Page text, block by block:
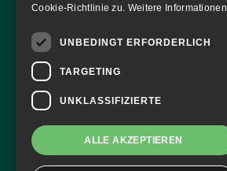
Hallenmagazin
FAF Blog
Team
Mannschaft
Du hast Fragen?
Cookie-Richtlinie zu. Weitere Informationen
UNBEDINGT ERFORDERLICH
TARGETING
UNKLASSIFIZIERTE
ALLE AKZEPTIEREN